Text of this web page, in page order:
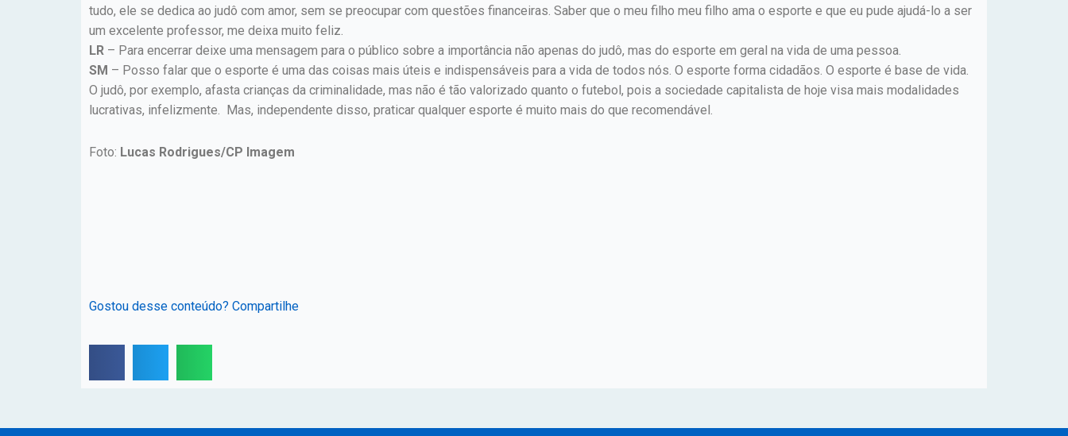
tudo, ele se dedica ao judô com amor, sem se preocupar com questões financeiras. Saber que o meu filho meu filho ama o esporte e que eu pude ajudá-lo a ser
um excelente professor, me deixa muito feliz.
LR – Para encerrar deixe uma mensagem para o público sobre a importância não apenas do judô, mas do esporte em geral na vida de uma pessoa.
SM – Posso falar que o esporte é uma das coisas mais úteis e indispensáveis para a vida de todos nós. O esporte forma cidadãos. O esporte é base de vida.
O judô, por exemplo, afasta crianças da criminalidade, mas não é tão valorizado quanto o futebol, pois a sociedade capitalista de hoje visa mais modalidades
lucrativas, infelizmente. Mas, independente disso, praticar qualquer esporte é muito mais do que recomendável.
Foto: Lucas Rodrigues/CP Imagem
Gostou desse conteúdo? Compartilhe